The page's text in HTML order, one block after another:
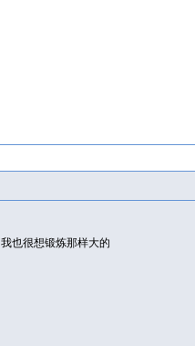
我也很想锻炼那样大的